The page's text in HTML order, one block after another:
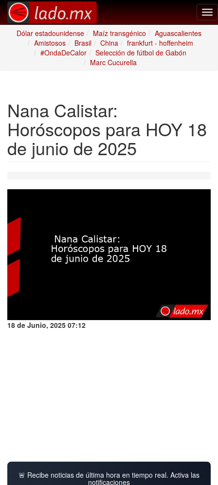
Dólar estadounidense
Maíz transgénico
Aguascalientes
Amistosos
Brasil China
frankfurt - hoffenheim
#OndaDeCalor
Selección de fútbol de Gabón
Marc Cucurella
Nana Calistar:
Horóscopos para HOY 18
de junio de 2025
18 de Junio, 2025 07:12
🚨 Recibe noticias de última hora en tiempo real. Activa las
notificaciones